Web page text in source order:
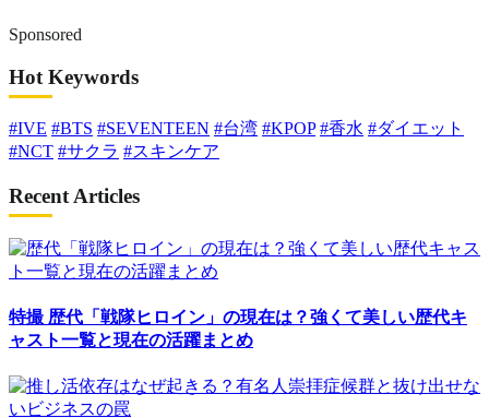
Sponsored
Hot Keywords
#IVE #BTS #SEVENTEEN #台湾 #KPOP #香水 #ダイエット
#NCT #サクラ #スキンケア
Recent Articles
特撮 歴代「戦隊ヒロイン」の現在は？強くて美しい歴代キ
ャスト一覧と現在の活躍まとめ